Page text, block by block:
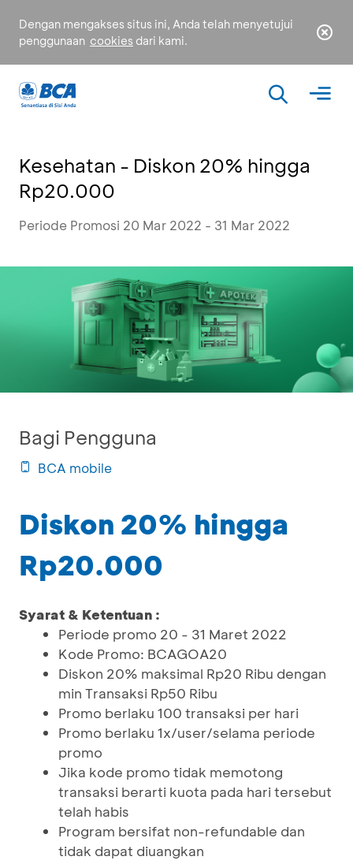
Dengan mengakses situs ini, Anda telah menyetujui
penggunaan cookies dari kami.
Kesehatan - Diskon 20% hingga
Rp20.000
Periode Promosi 20 Mar 2022 - 31 Mar 2022
Bagi Pengguna
BCA mobile
Diskon 20% hingga
Rp20.000
Syarat & Ketentuan :
Periode promo 20 - 31 Maret 2022
Kode Promo: BCAGOA20
Diskon 20% maksimal Rp20 Ribu dengan
min Transaksi Rp50 Ribu
Promo berlaku 100 transaksi per hari
Promo berlaku 1x/user/selama periode
promo
Jika kode promo tidak memotong
transaksi berarti kuota pada hari tersebut
telah habis
Program bersifat non-refundable dan
tidak dapat diuangkan